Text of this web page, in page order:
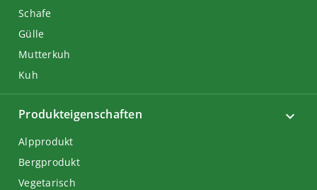
Schafe
Gülle
Mutterkuh
Kuh
Produkteigenschaften
Alpprodukt
Bergprodukt
Vegetarisch